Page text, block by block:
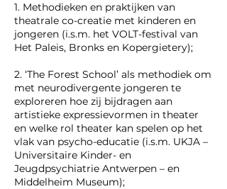
1. Methodieken en praktijken van
theatrale co-creatie met kinderen en
jongeren (i.s.m. het VOLT-festival van
Het Paleis, Bronks en Kopergietery);
2. ‘The Forest School’ als methodiek om
met neurodivergente jongeren te
exploreren hoe zij bijdragen aan
artistieke expressievormen in theater
en welke rol theater kan spelen op het
vlak van psycho-educatie (i.s.m. UKJA –
Universitaire Kinder- en
Jeugdpsychiatrie Antwerpen – en
Middelheim Museum);